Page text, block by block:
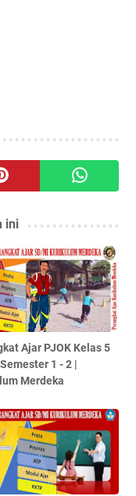
ini
Ajar PJOK Kelas 5
1 - 2 |
Merdeka